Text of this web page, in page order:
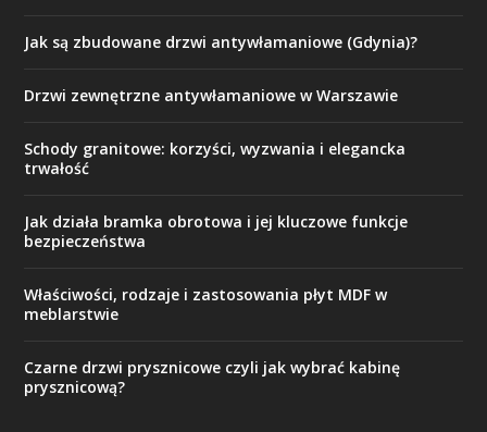
Jak są zbudowane drzwi antywłamaniowe (Gdynia)?
Drzwi zewnętrzne antywłamaniowe w Warszawie
Schody granitowe: korzyści, wyzwania i elegancka
trwałość
Jak działa bramka obrotowa i jej kluczowe funkcje
bezpieczeństwa
Właściwości, rodzaje i zastosowania płyt MDF w
meblarstwie
Czarne drzwi prysznicowe czyli jak wybrać kabinę
prysznicową?